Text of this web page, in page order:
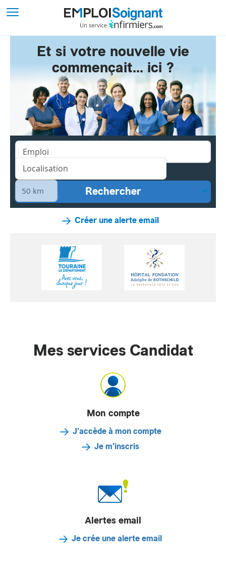
Et si votre nouvelle vie
commençait... ici ?
Créer une alerte email
Mes services Candidat
Mon compte
J'accède à mon compte
Je m'inscris
Alertes email
Je crée une alerte email